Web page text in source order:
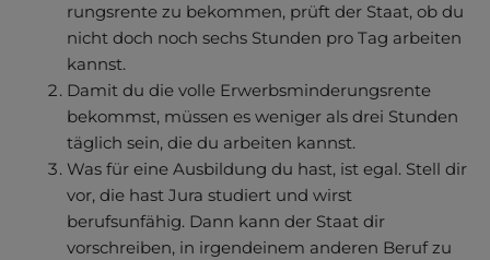
rungsrente zu bekommen, prüft der Staat, ob du
nicht doch noch sechs Stunden pro Tag arbeiten
kannst.
Damit du die volle Erwerbs­minde­rungsrente
bekommst, müssen es weniger als drei Stunden
täglich sein, die du arbeiten kannst.
Was für eine Ausbildung du hast, ist egal. Stell dir
vor, die hast Jura studiert und wirst
berufsunfähig. Dann kann der Staat dir
vorschreiben, in irgendeinem anderen Beruf zu